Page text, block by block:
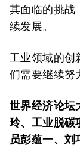
其面临的挑战
续发展。
工业领域的创
们需要继续努
世界经济论坛
玲、工业脱碳
员彭蕴一、刘